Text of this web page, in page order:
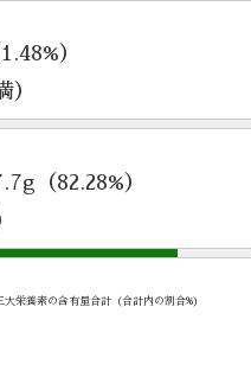
）
（82.28%）
栄養素の含有量合計（合計内の割合%）